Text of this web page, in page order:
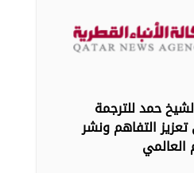
حمد للترجمة
التفاهم ونشر
العالمي